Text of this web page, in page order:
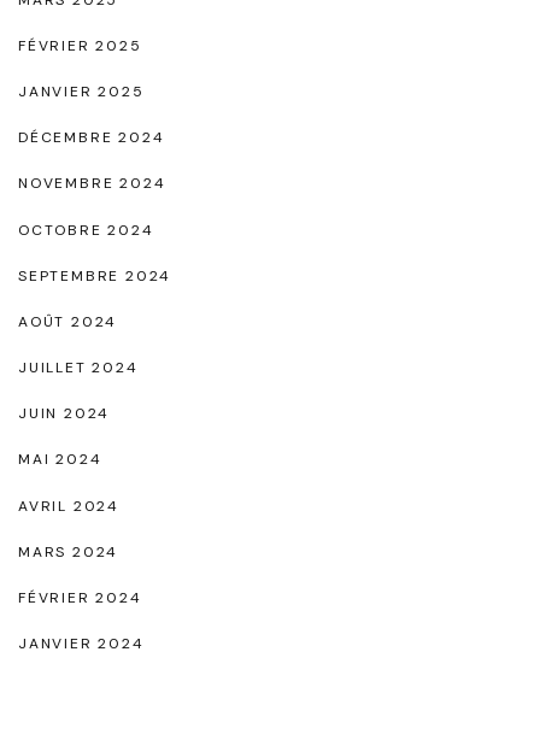
FÉVRIER 2025
JANVIER 2025
DÉCEMBRE 2024
NOVEMBRE 2024
OCTOBRE 2024
SEPTEMBRE 2024
AOÛT 2024
JUILLET 2024
JUIN 2024
MAI 2024
AVRIL 2024
MARS 2024
FÉVRIER 2024
JANVIER 2024